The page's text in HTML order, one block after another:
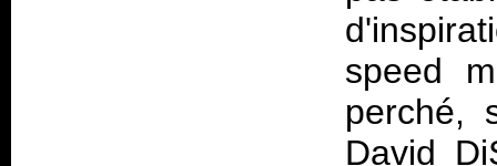
speed
perché,
David